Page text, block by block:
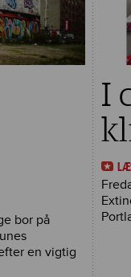
bor på
en vigtig
I